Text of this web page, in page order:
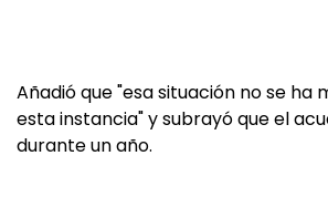
Añadió que "esa situación no se ha
esta instancia" y subrayó que el
durante un año.